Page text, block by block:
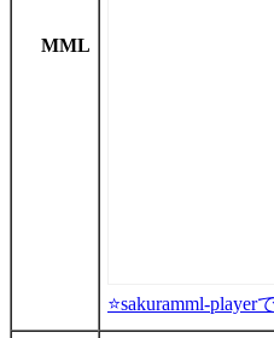
MML
⭐sakuramml-player